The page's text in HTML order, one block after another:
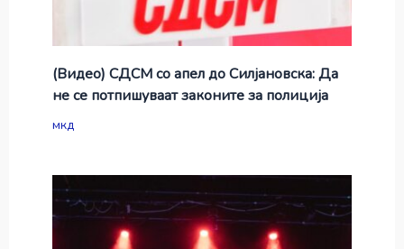
(Видео) СДСМ со апел до Силјановска: Да
не се потпишуваат законите за полиција
мкд